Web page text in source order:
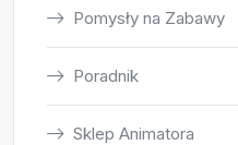
Pomysły na Zabawy
Poradnik
Sklep Animatora